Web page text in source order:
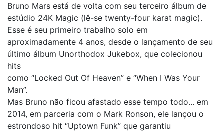
Bruno Mars está de volta com seu terceiro álbum de
estúdio 24K Magic (lê-se twenty-four karat magic).
Esse é seu primeiro trabalho solo em
aproximadamente 4 anos, desde o lançamento de seu
último álbum Unorthodox Jukebox, que colecionou
hits
como “Locked Out Of Heaven” e “When I Was Your
Man”.
Mas Bruno não ficou afastado esse tempo todo... em
2014, em parceria com o Mark Ronson, ele lançou o
estrondoso hit “Uptown Funk” que garantiu